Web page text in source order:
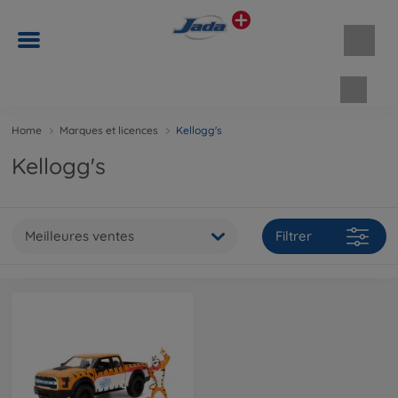
Home Marques et licences Kellogg's
Kellogg's
Meilleures ventes Filtrer